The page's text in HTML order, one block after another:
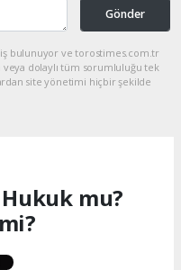
Gönder
bulunuyor ve torostimes.com.tr
veya dolaylı tüm sorumluluğu tek
site yönetimi hiçbir şekilde
mu?